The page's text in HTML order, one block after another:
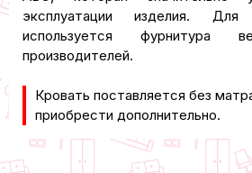
эксплуатации изделия.
используется фурнитура
производителей.
​Кровать поставляется без
приобрести дополнительно.